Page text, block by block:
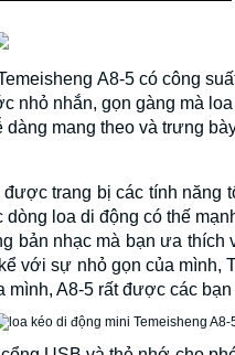
A8-5 có công
nhỏ nhắn, gọn gàng mà
dàng mang theo và trưng
được trang bị các tính
dòng loa di động có thế
bản nhạc mà bạn ưa
với sự nhỏ gọn của mình,
mình, A8-5 rất được các